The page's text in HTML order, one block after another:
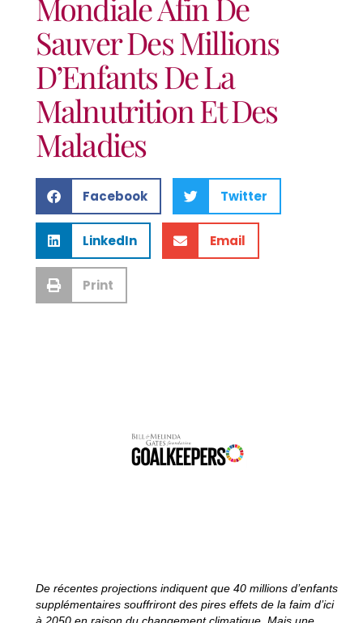
Mondiale Afin De
Sauver Des Millions
D’Enfants De La
Malnutrition Et Des
Maladies
Facebook Twitter
LinkedIn Email
Print
De récentes projections indiquent que 40 millions d’enfants
supplémentaires souffriront des pires effets de la faim d’ici